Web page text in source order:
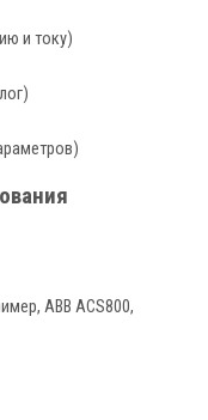
и току)
ABB ACS800,